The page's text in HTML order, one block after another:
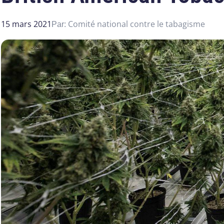
15 mars 2021 Par: Comité national contre le tabagisme